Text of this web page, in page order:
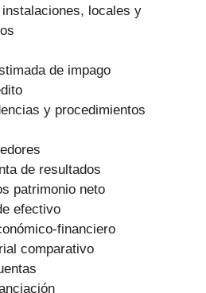
instalaciones, locales y
de impago
y procedimientos
de resultados
patrimonio neto
efectivo
financiero
comparativo